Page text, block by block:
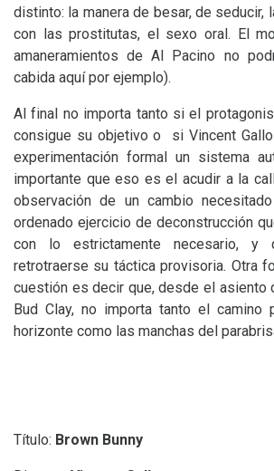
distinto: la manera de besar, de seducir,
con las prostitutas, el sexo oral. El
amaneramientos de Al Pacino no
cabida aquí por ejemplo).
Al final no importa tanto si el
consigue su objetivo o si Vincent
experimentación formal un sistema
importante que eso es el acudir a la
observación de un cambio
ordenado ejercicio de deconstrucción
con lo estrictamente necesario,
retrotraerse su táctica provisoria. Otra
cuestión es decir que, desde el asiento
Bud Clay, no importa tanto el camino
horizonte como las manchas del
Título: Brown Bunny